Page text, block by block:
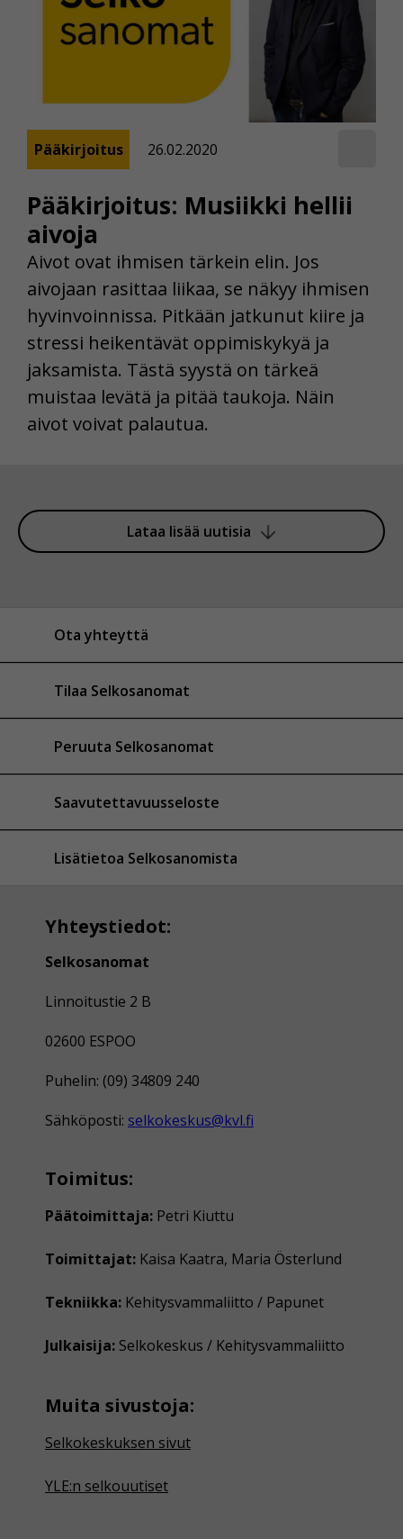
Pääkirjoitus: Musiikki hellii
aivoja
Pääkirjoitus 26.02.2020
Aivot ovat ihmisen tärkein elin. Jos
aivojaan rasittaa liikaa, se näkyy ihmisen
hyvinvoinnissa. Pitkään jatkunut kiire ja
stressi heikentävät oppimiskykyä ja
jaksamista. Tästä syystä on tärkeä
muistaa levätä ja pitää taukoja. Näin
aivot voivat palautua.
Lataa lisää uutisia
Ota yhteyttä
Tilaa Selkosanomat
Peruuta Selkosanomat
Saavutettavuusseloste
Lisätietoa Selkosanomista
Yhteystiedot:
Selkosanomat
Linnoitustie 2 B
02600 ESPOO
Puhelin: (09) 34809 240
Sähköposti: selkokeskus@kvl.fi
Toimitus:
Päätoimittaja: Petri Kiuttu
Toimittajat: Kaisa Kaatra, Maria Österlund
Tekniikka: Kehitysvammaliitto / Papunet
Julkaisija: Selkokeskus / Kehitysvammaliitto
Muita sivustoja:
Selkokeskuksen sivut
YLE:n selkouutiset